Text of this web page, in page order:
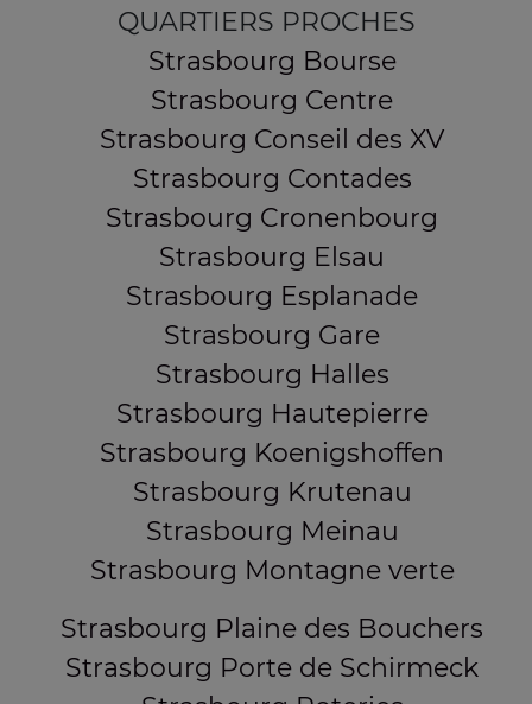
QUARTIERS PROCHES
Strasbourg Bourse
Strasbourg Centre
Strasbourg Conseil des XV
Strasbourg Contades
Strasbourg Cronenbourg
Strasbourg Elsau
Strasbourg Esplanade
Strasbourg Gare
Strasbourg Halles
Strasbourg Hautepierre
Strasbourg Koenigshoffen
Strasbourg Krutenau
Strasbourg Meinau
Strasbourg Montagne verte
Strasbourg Plaine des Bouchers
Strasbourg Porte de Schirmeck